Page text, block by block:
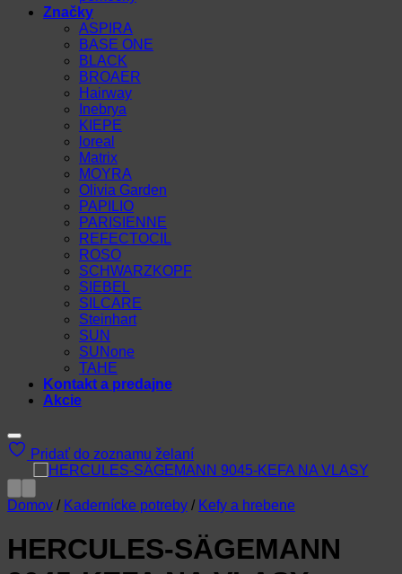
Značky
ASPIRA
BASE ONE
BLACK
BROAER
Hairway
Inebrya
KIEPE
loreal
Matrix
MOYRA
Olivia Garden
PAPILIO
PARISIENNE
REFECTOCIL
ROSO
SCHWARZKOPF
SIEBEL
SILCARE
Steinhart
SUN
SUNone
TAHE
Kontakt a predajne
Akcie
Pridať do zoznamu želaní
Domov / Kadernícke potreby / Kefy a hrebene
HERCULES-SÄGEMANN